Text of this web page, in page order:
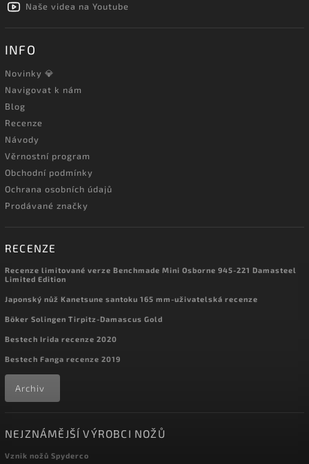
Naše videa na Youtube
INFO
Novinky 💎
Navigovat k nám
Blog
Recenze
Návody
Věrnostní program
Obchodní podmínky
Ochrana osobních údajů
Prodávané značky
RECENZE
Recenze limitované verze Benchmade Mini Osborne 945-221 Damasteel
Limited Edition
Japonský nůž Kanetsune santoku 165 mm-uživatelská recenze
Böker Solingen Tirpitz-Damascus Gold
Bestech Irida recenze 2020
Bestech Fanga recenze 2019
Archiv
NEJZNÁMĚJŠÍ VÝROBCI NOŽŮ
Vznik nožů Spyderco